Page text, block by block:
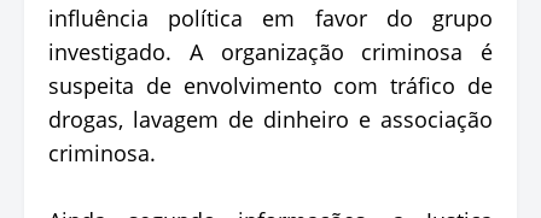
influência política em favor do grupo
investigado. A organização criminosa é
suspeita de envolvimento com tráfico de
drogas, lavagem de dinheiro e associação
criminosa.